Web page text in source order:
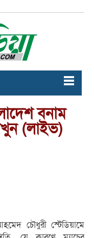
বনাম
(লাইভ)
চৌধুরী স্টেডিয়ামে